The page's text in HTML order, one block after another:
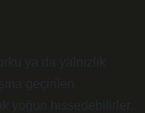
ya da yalnızlık
geçirilen
yoğun hissedebilirler.